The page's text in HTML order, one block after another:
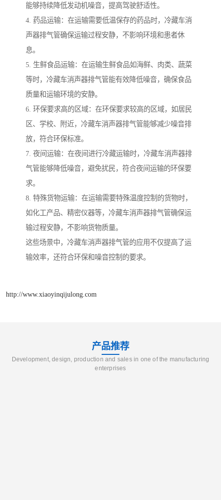
能够持续降低发动机噪音，提高驾驶舒适性。
4. 药品运输：在运输需要低温保存的药品时，冷藏车消
声器排气管确保运输过程安静，不影响环境和患者休
息。
5. 生鲜食品运输：在运输生鲜食品如海鲜、肉类、蔬菜
等时，冷藏车消声器排气管能有效降低噪音，确保食品
质量和运输环境的安静。
6. 环保要求高的区域：在环保要求较高的区域，如居民
区、学校、附近，冷藏车消声器排气管能够减少噪音排
放，符合环保标准。
7. 夜间运输：在夜间进行冷藏运输时，冷藏车消声器排
气管能够降低噪音，避免扰民，符合夜间运输的环保要
求。
8. 特殊货物运输：在运输需要特殊温度控制的货物时，
如化工产品、精密仪器等，冷藏车消声器排气管确保运
输过程安静，不影响货物质量。
这些场景中，冷藏车消声器排气管的应用不仅提高了运
输效率，还符合环保和噪音控制的要求。
http://www.xiaoyinqijulong.com
产品推荐
Development, design, production and sales in one of the manufacturing
enterprises